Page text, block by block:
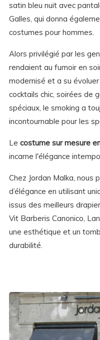
satin bleu nuit avec
Galles, qui donna
costumes pour hommes.
Alors privilégié par les
rendaient au fumoir en
modernisé et a su
cocktails chic, soirées de
spéciaux, le smoking a
incontournable pour les
Le costume sur mesure
incarne l'élégance
Chez Jordan Malka,
d’élégance en utilisant
issus des meilleurs
Vit Barberis Canonico,
une esthétique et un
durabilité.